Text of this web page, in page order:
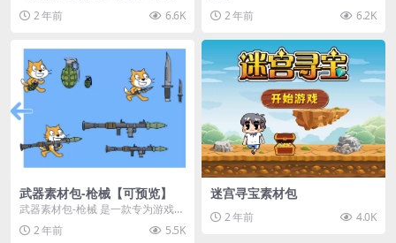
美诱人的水果图像与清脆悦耳的切
割音效，专为追求极致...
2 年前 6.6K
2 年前
6.2K
武器素材包-枪械【可预览】
武器素材包-枪械 是一款专为游戏开
发者和创作者设计的素材包，包含
多种高质量的枪械...
2 年前 5.5K
迷宫寻宝素材包
2 年前 4.0K